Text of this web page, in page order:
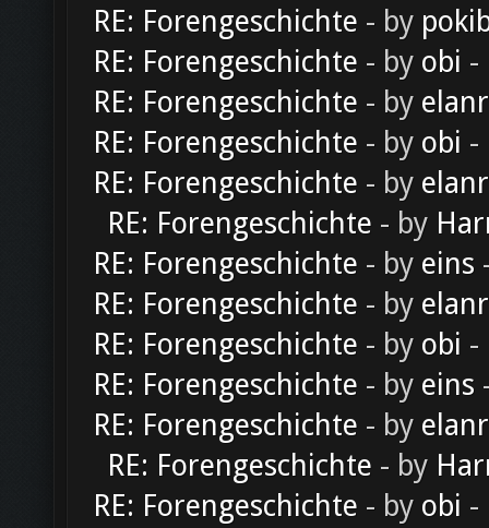
RE: Forengeschichte - by
RE: Forengeschichte - by obi -
RE: Forengeschichte - by
RE: Forengeschichte - by obi -
RE: Forengeschichte - by
RE: Forengeschichte - by
RE: Forengeschichte - by eins
RE: Forengeschichte - by
RE: Forengeschichte - by obi -
RE: Forengeschichte - by eins
RE: Forengeschichte - by
RE: Forengeschichte - by
RE: Forengeschichte - by obi -